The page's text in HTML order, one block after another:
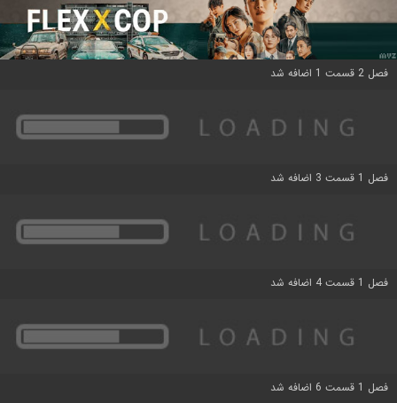
فصل 2 قسمت 1 اضافه شد
فصل 1 قسمت 3 اضافه شد
فصل 1 قسمت 4 اضافه شد
فصل 1 قسمت 6 اضافه شد